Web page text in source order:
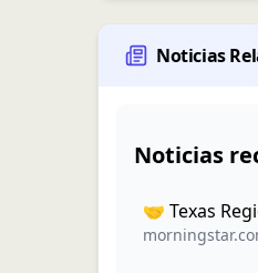
Noticias
Noticias
🤝 Texas